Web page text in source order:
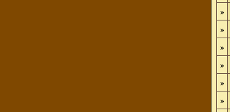
»
»
»
»
»
»